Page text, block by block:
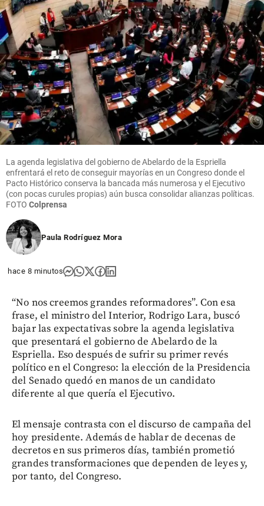
La agenda legislativa del gobierno de Abelardo de la Espriella
enfrentará el reto de conseguir mayorías en un Congreso donde el
Pacto Histórico conserva la bancada más numerosa y el Ejecutivo
(con pocas curules propias) aún busca consolidar alianzas políticas.
FOTO Colprensa
Paula Rodríguez Mora
hace 8 minutos
“No nos creemos grandes reformadores”. Con esa
frase, el ministro del Interior, Rodrigo Lara, buscó
bajar las expectativas sobre la agenda legislativa
que presentará el gobierno de Abelardo de la
Espriella. Eso después de sufrir su primer revés
político en el Congreso: la elección de la Presidencia
del Senado quedó en manos de un candidato
diferente al que quería el Ejecutivo.
El mensaje contrasta con el discurso de campaña del
hoy presidente. Además de hablar de decenas de
decretos en sus primeros días, también prometió
grandes transformaciones que dependen de leyes y,
por tanto, del Congreso.